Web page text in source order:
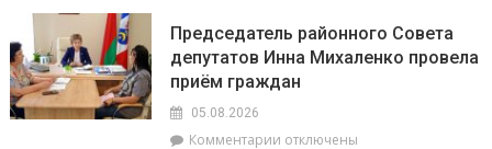
озимого
рапса
показали
достойный
уровень
соревнованиях
Председатель районного Совета
депутатов Инна Михаленко провела
приём граждан
05.08.2026
Комментарии котключены